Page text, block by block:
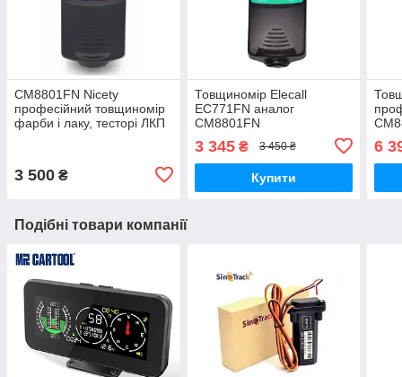
СМ8801FN Nicety
професійний товщиномір
фарби і лаку, тесторі ЛКП
3 500 ₴
Товщиномір Elecall
EC771FN аналог
СМ8801FN
3 345₴ 3 450 ₴
Купити
6
Подібні товари компанії